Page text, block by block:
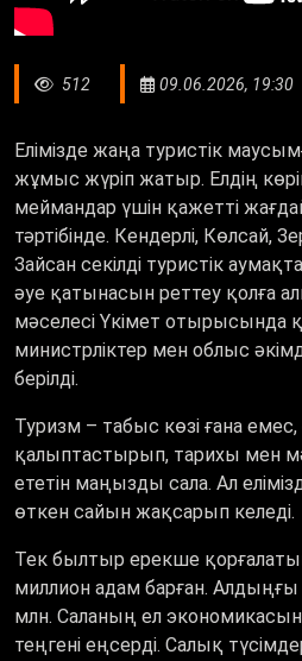
512 09.06.2026, 19:30
Елімізде жаңа туристік
жұмыс жүріп жатыр. Елдің
меймандар үшін қажетті
тәртібінде. Кендерлі, Көлсай,
Зайсан секілді туристік
әуе қатынасын реттеу қолға
мәселесі Үкімет отырысында
министрліктер мен облыс
берілді.
Туризм – табыс көзі ғана
қалыптастырып, тарихы мен
ететін маңызды сала. Ал
өткен сайын жақсарып келеді.
Тек былтыр ерекше
миллион адам барған.
млн. Саланың ел
теңгені еңсерді. Салық